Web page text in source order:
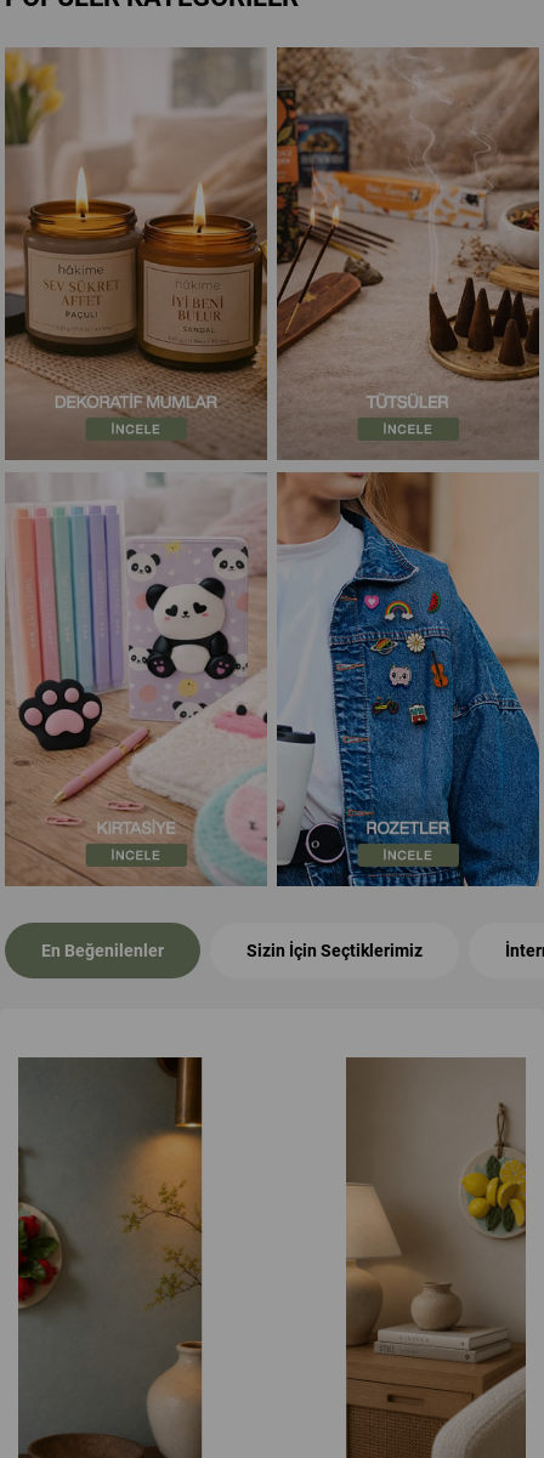
En Beğenilenler Sizin İçin Seçtiklerimiz